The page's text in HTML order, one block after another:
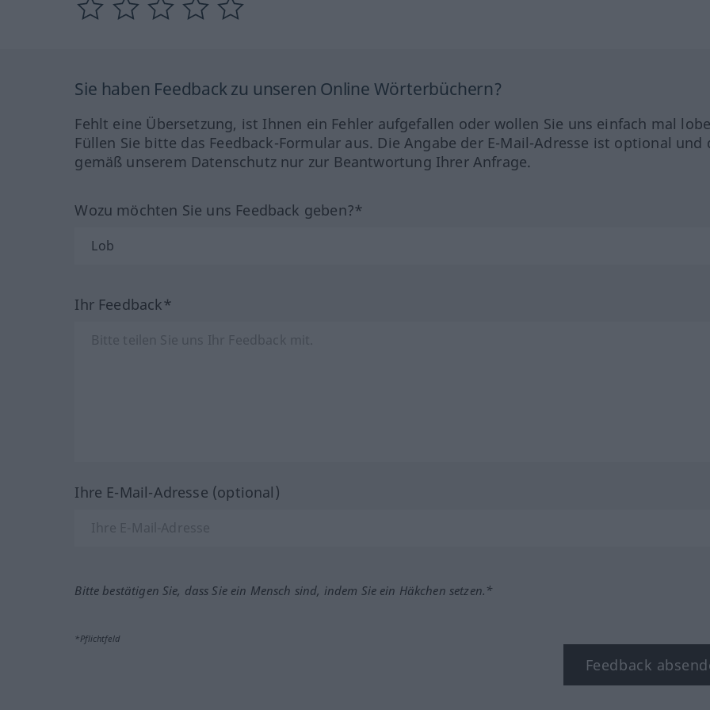
Sie haben Feedback zu unseren Online Wörterbüchern?
Fehlt eine Übersetzung, ist Ihnen ein Fehler aufgefallen oder wollen Sie uns einfach mal
Füllen Sie bitte das Feedback-Formular aus. Die Angabe der E-Mail-Adresse ist optional und
gemäß unserem Datenschutz nur zur Beantwortung Ihrer Anfrage.
Wozu möchten Sie uns Feedback geben?*
Ihr Feedback*
Ihre E-Mail-Adresse (optional)
Bitte bestätigen Sie, dass Sie ein Mensch sind, indem Sie ein Häkchen setzen.*
*Pflichtfeld
Feedback